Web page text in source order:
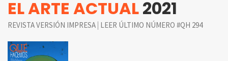
EL ARTE ACTUAL2021
REVISTA VERSIÓN IMPRESA | LEER ÚLTIMO NÚMERO #QH 294